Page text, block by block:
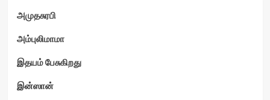
அமுதசுரபி
அம்புலிமாமா
இதயம் பேசுகிறது
இன்ஸான்